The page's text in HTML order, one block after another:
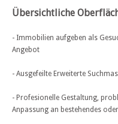
Übersichtliche
- Immobilien aufgeben als
Angebot
- Ausgefeilte Erweiterte
- Profesionelle Gestaltung,
Anpassung an bestehendes